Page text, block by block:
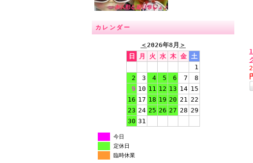
カレンダー
＜2026年8月 ＞
日
月 火 水 木 金 土
1
2
3 4 5 6 7
8
9 10 11 12 13 14 15
16 17 18 19 20 21 22
23 24 25 26 27 28 29
30 31
今日
定休日
臨時休業